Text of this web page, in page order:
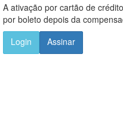
A ativação por cartão de
por boleto depois da
Login
Assinar